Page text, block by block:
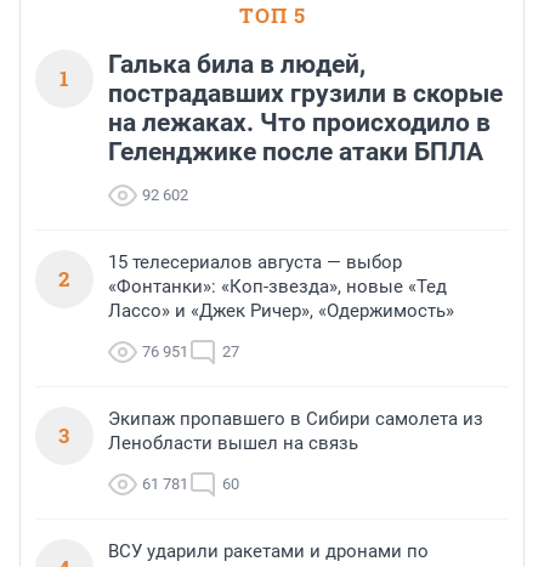
ТОП 5
1
Галька била в людей,
пострадавших грузили в скорые
на лежаках. Что происходило в
Геленджике после атаки БПЛА
92 602
2
15 телесериалов августа — выбор
«Фонтанки»: «Коп-звезда», новые «Тед
Лассо» и «Джек Ричер», «Одержимость»
76 951 27
3
Экипаж пропавшего в Сибири самолета из
Ленобласти вышел на связь
61 781 60
ВСУ ударили ракетами и дронами по